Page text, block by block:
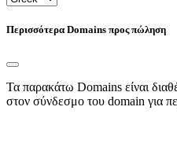
Περισσότερα Domains προς πώληση
Τα παρακάτω Domains είναι
στον σύνδεσμο του domain για